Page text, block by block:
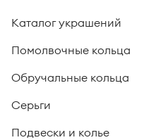
Каталог украшений
Помолвочные кольца
Обручальные кольца
Серьги
Подвески и колье